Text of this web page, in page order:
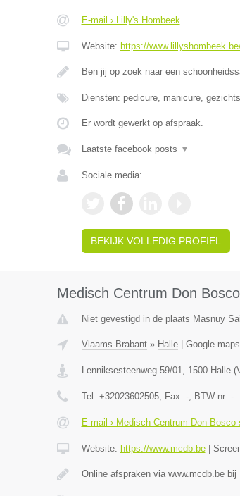
E-mail › Lilly's Hombeek
Website: https://
Ben jij op zoek naar een
Diensten: pedicure, manicure,
Er wordt gewerkt op afspraak.
Laatste facebook posts ▼
Sociale media:
BEKIJK VOLLEDIG PROFIEL
Medisch Centrum Don
Niet gevestigd in de plaats Masnuy
Vlaams-Brabant» Halle| Google maps
Lenniksesteenweg 59/01, 1500 Halle(
Tel: +32023602505, Fax: -, BTW-nr: -
E-mail › Medisch Centrum Don Bosco
Website: https://www.mcdb.be|
Online afspraken via www.mcdb.be bij